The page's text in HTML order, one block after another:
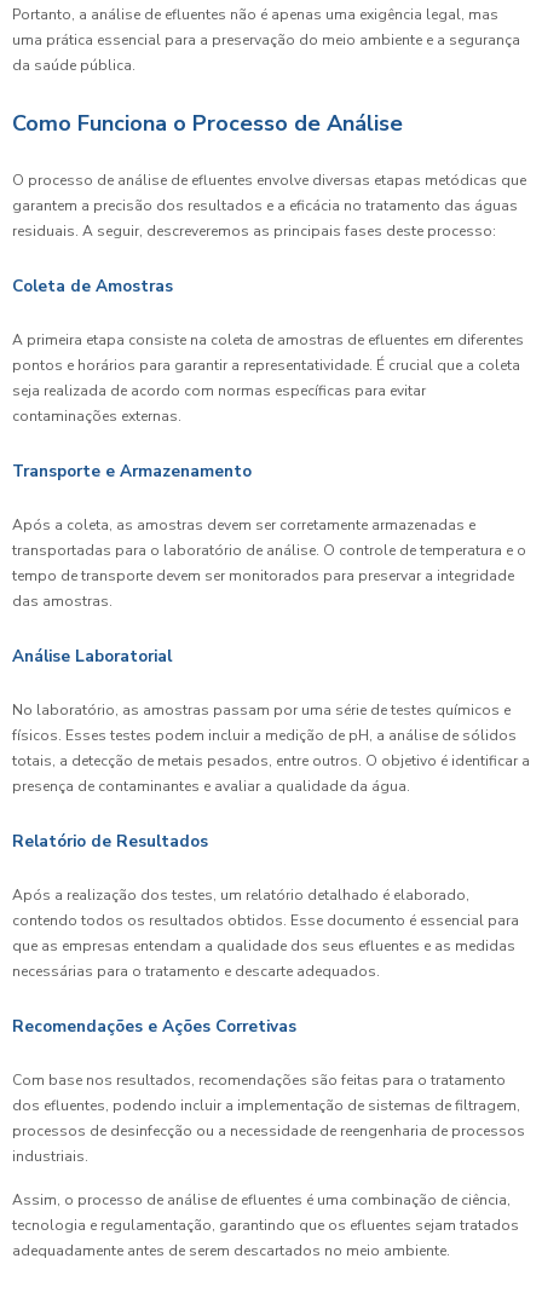
Portanto, a análise de efluentes não é apenas uma exigência legal, mas
uma prática essencial para a preservação do meio ambiente e a segurança
da saúde pública.
Como Funciona o Processo de Análise
O processo de análise de efluentes envolve diversas etapas metódicas que
garantem a precisão dos resultados e a eficácia no tratamento das águas
residuais. A seguir, descreveremos as principais fases deste processo:
Coleta de Amostras
A primeira etapa consiste na coleta de amostras de efluentes em diferentes
pontos e horários para garantir a representatividade. É crucial que a coleta
seja realizada de acordo com normas específicas para evitar
contaminações externas.
Transporte e Armazenamento
Após a coleta, as amostras devem ser corretamente armazenadas e
transportadas para o laboratório de análise. O controle de temperatura e o
tempo de transporte devem ser monitorados para preservar a integridade
das amostras.
Análise Laboratorial
No laboratório, as amostras passam por uma série de testes químicos e
físicos. Esses testes podem incluir a medição de pH, a análise de sólidos
totais, a detecção de metais pesados, entre outros. O objetivo é identificar a
presença de contaminantes e avaliar a qualidade da água.
Relatório de Resultados
Após a realização dos testes, um relatório detalhado é elaborado,
contendo todos os resultados obtidos. Esse documento é essencial para
que as empresas entendam a qualidade dos seus efluentes e as medidas
necessárias para o tratamento e descarte adequados.
Recomendações e Ações Corretivas
Com base nos resultados, recomendações são feitas para o tratamento
dos efluentes, podendo incluir a implementação de sistemas de filtragem,
processos de desinfecção ou a necessidade de reengenharia de processos
industriais.
Assim, o processo de análise de efluentes é uma combinação de ciência,
tecnologia e regulamentação, garantindo que os efluentes sejam tratados
adequadamente antes de serem descartados no meio ambiente.